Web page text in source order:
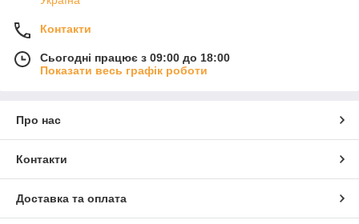
Контакти
Сьогодні працює з 09:00 до 18:00
Показати весь графік роботи
Про нас
Контакти
Доставка та оплата